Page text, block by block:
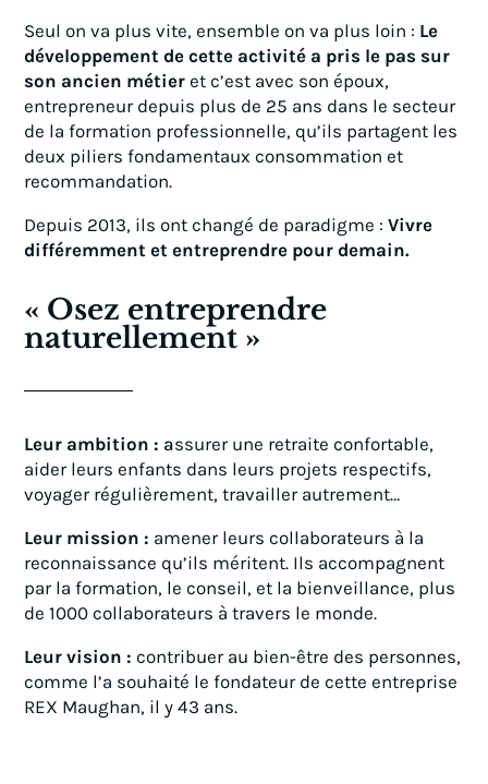
Seul on va plus vite, ensemble on va plus loin : Le
développement de cette activité a pris le pas sur
son ancien métier et c’est avec son époux,
entrepreneur depuis plus de 25 ans dans le secteur
de la formation professionnelle, qu’ils partagent les
deux piliers fondamentaux consommation et
recommandation.
Depuis 2013, ils ont changé de paradigme :Vivre
différemment et entreprendre pour demain.
« Osez entreprendre
naturellement »
Leur ambition : assurer une retraite confortable,
aider leurs enfants dans leurs projets respectifs,
voyager régulièrement, travailler autrement…
Leur mission : amener leurs collaborateurs à la
reconnaissance qu’ils méritent. Ils accompagnent
par la formation, le conseil, et la bienveillance, plus
de 1000 collaborateurs à travers le monde.
Leur vision : contribuer au bien-être des personnes,
comme l’a souhaité le fondateur de cette entreprise
REX Maughan, il y 43 ans.